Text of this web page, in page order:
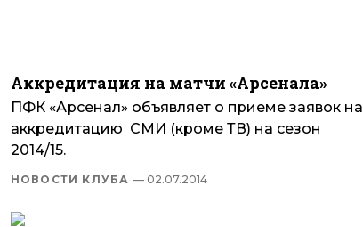
Аккредитация на матчи «Арсенала»
ПФК «Арсенал» объявляет о приеме заявок на
аккредитацию СМИ (кроме ТВ) на сезон
2014/15.
НОВОСТИ КЛУБА — 02.07.2014